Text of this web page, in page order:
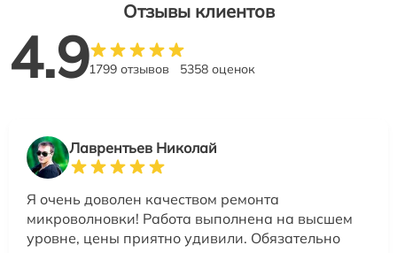
Отзывы клиентов
4.91799 отзывов 5358 оценок
Лаврентьев Николай
Я очень доволен качеством ремонта
микроволновки! Работа выполнена на высшем
уровне, цены приятно удивили. Обязательно